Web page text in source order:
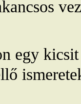
egy